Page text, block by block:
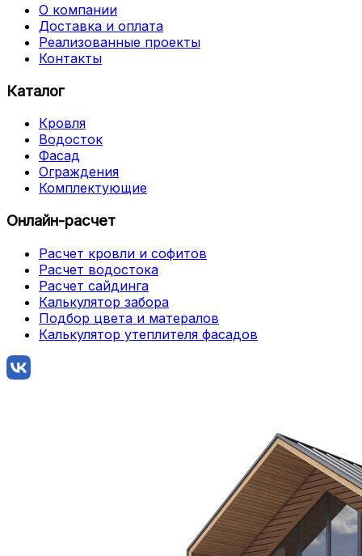
О компании
Доставка и оплата
Реализованные проекты
Контакты
Каталог
Кровля
Водосток
Фасад
Ограждения
Комплектующие
Онлайн-расчет
Расчет кровли и софитов
Расчет водостока
Расчет сайдинга
Калькулятор забора
Подбор цвета и матералов
Калькулятор утеплителя фасадов